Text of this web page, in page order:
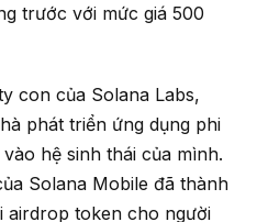
trước với mức giá 500
con của Solana Labs,
phát triển ứng dụng phi
hệ sinh thái của mình.
Solana Mobile đã thành
airdrop token cho người